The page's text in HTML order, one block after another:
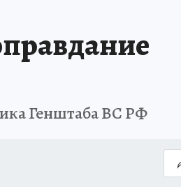
Генштаба ВС РФ